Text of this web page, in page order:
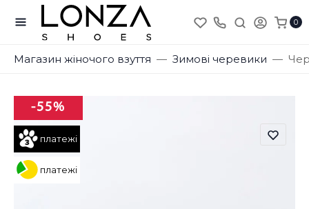
0
Магазин жіночого взуття Зимові черевики
платежі
платежі
-55%